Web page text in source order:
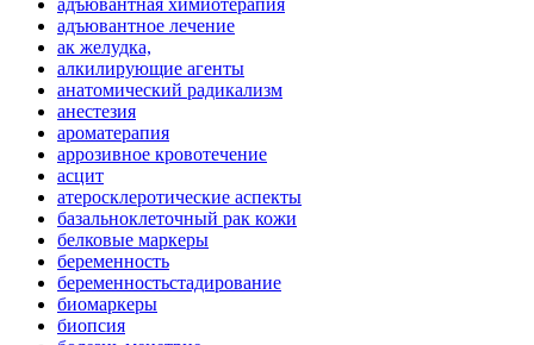
адъювантное лечение
ак желудка,
алкилирующие агенты
анатомический радикализм
анестезия
ароматерапия
аррозивное кровотечение
асцит
атеросклеротические аспекты
базальноклеточный рак кожи
белковые маркеры
беременность
беременностьстадирование
биомаркеры
биопсия